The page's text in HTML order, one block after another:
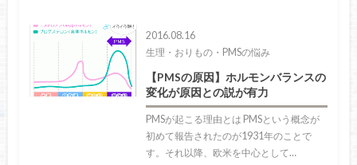
2016.08.16
生理・おりもの・PMSの悩み
【PMSの原因】ホルモンバランスの
変化が原因との説が有力
PMSが起こる理由とは PMSという概念が
初めて報告されたのが1931年のことで
す。それ以降、欧米を中心として…